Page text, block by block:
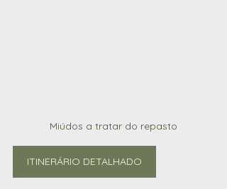
Miúdos a tratar do repasto
ITINERÁRIO DETALHADO